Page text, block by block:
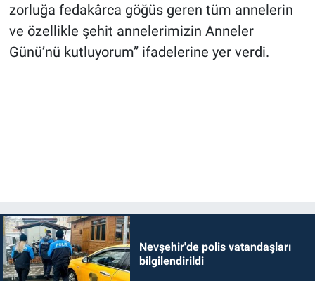
zorluğa fedakârca göğüs geren tüm annelerin
ve özellikle şehit annelerimizin Anneler
Günü’nü kutluyorum” ifadelerine yer verdi.
Nevşehir'de polis vatandaşları
bilgilendirildi